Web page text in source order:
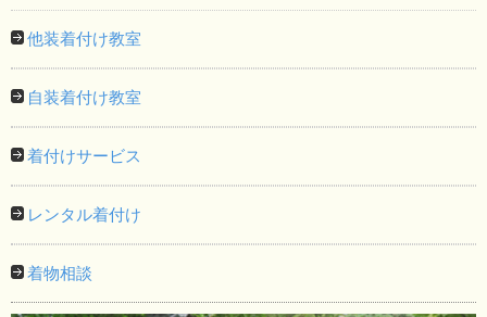
他装着付け教室
自装着付け教室
着付けサービス
レンタル着付け
着物相談